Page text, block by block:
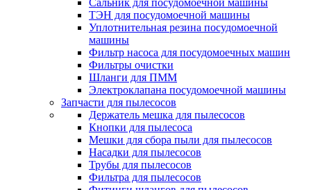
Сальник для посудомоечной машины
ТЭН для посудомоечной машины
Уплотнительная резина посудомоечной
машины
Фильтр насоса для посудомоечных машин
Фильтры очистки
Шланги для ПММ
Электроклапана посудомоечной машины
Запчасти для пылесосов
Держатель мешка для пылесосов
Кнопки для пылесоса
Мешки для сбора пыли для пылесосов
Насадки для пылесосов
Трубы для пылесосов
Фильтра для пылесосов